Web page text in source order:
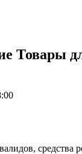
Товары
средства